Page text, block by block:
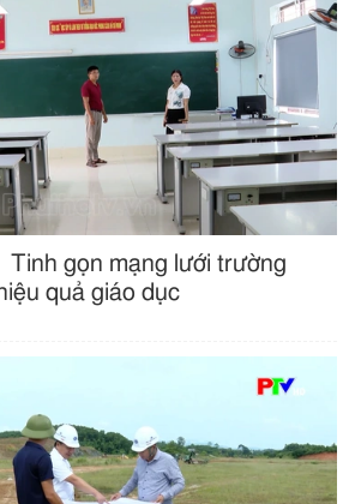
Tinh gọn mạng lưới trường
quả giáo dục